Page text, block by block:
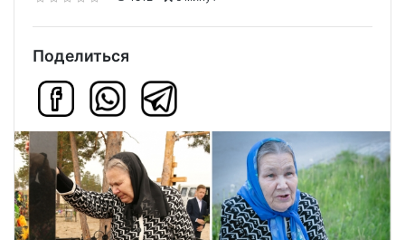
Поделиться